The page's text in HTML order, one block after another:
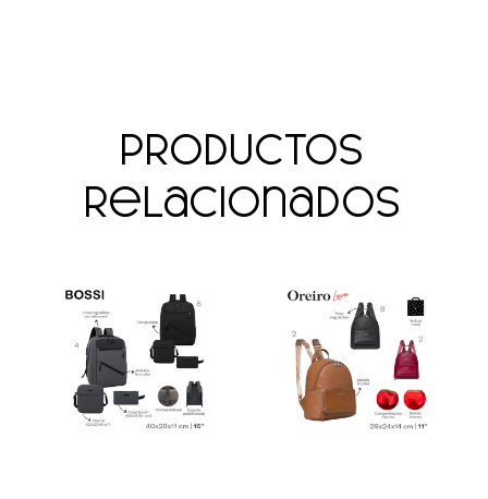
Productos
relacionados